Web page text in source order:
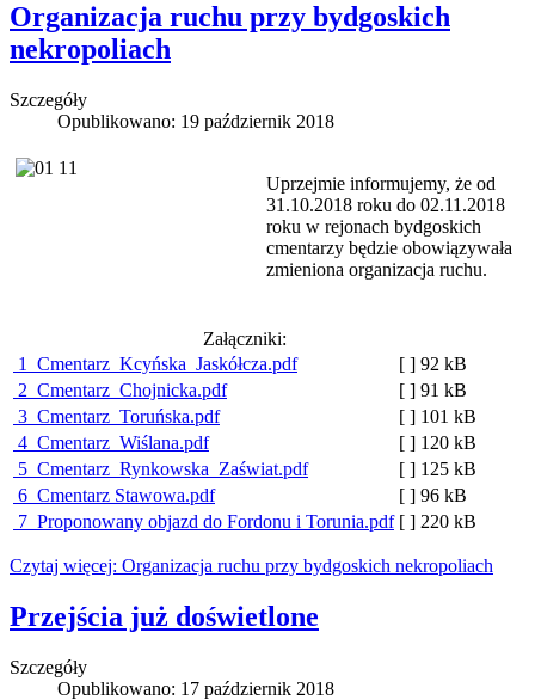
Organizacja ruchu przy bydgoskich
nekropoliach
Szczegóły
Opublikowano: 19 październik 2018
Uprzejmie informujemy, że od
31.10.2018 roku do 02.11.2018
roku w rejonach bydgoskich
cmentarzy będzie obowiązywała
zmieniona organizacja ruchu.
Załączniki:
1_Cmentarz_Kcyńska_Jaskółcza.pdf
[ ] 92 kB
2_Cmentarz_Chojnicka.pdf
[ ] 91 kB
3_Cmentarz_Toruńska.pdf
[ ] 101 kB
4_Cmentarz_Wiślana.pdf
[ ] 120 kB
5_Cmentarz_Rynkowska_Zaświat.pdf
[ ] 125 kB
6_Cmentarz Stawowa.pdf
[ ] 96 kB
7_Proponowany objazd do Fordonu i Torunia.pdf [ ] 220 kB
Czytaj więcej: Organizacja ruchu przy bydgoskich nekropoliach
Przejścia już doświetlone
Szczegóły
Opublikowano: 17 październik 2018